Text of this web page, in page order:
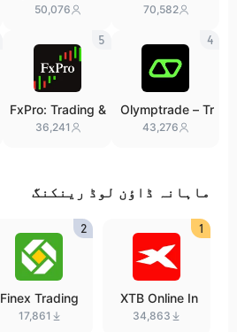
Global Broker
70,582
PO Mutual Fund
50,076
Olymptrade – Tr
ading online
43,276
4
FxPro: Trading &
Investing
36,241
5
ماہانہ ڈاؤن لوڈ رینکنگ
XTB Online In
vesting
34,863
1
Finex Trading
17,861
2